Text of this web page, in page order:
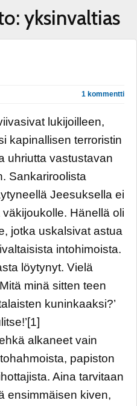
yksinvaltias
1 kommentti
lukijoilleen,
kapinallisen terroristin
uhriutta vastustavan
Sankariroolista
Jeesuksella ei
Hänellä oli
jotka uskalsivat astua
intohimoista.
löytynyt. Vielä
minä sitten teen
kuninkaaksi?’
alkaneet vain
papiston
Aina tarvitaan
ensimmäisen kiven,